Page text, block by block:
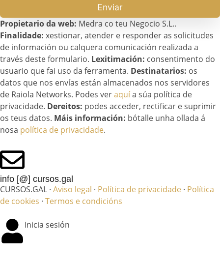
Enviar
Propietario da web: Medra co teu Negocio S.L..
Finalidade: xestionar, atender e responder as solicitudes
de información ou calquera comunicación realizada a
través deste formulario. Lexitimación: consentimento do
usuario que fai uso da ferramenta. Destinatarios: os
datos que nos envías están almacenados nos servidores
de Raiola Networks. Podes veraquía súa política de
privacidade. Dereitos: podes acceder, rectificar e suprimir
os teus datos. Máis información: bótalle unha ollada á
nosa política de privacidade.
info [@] cursos.gal
CURSOS.GAL · Aviso legal · Política de privacidade · Política
de cookies · Termos e condicións
Inicia sesión